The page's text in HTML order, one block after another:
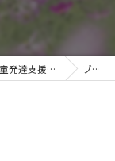
栃木県宇都宮市の放課後等デイサービスなら児童発達支援・放課後等デイサービス ドリームキッズ簗瀬店 ブログ